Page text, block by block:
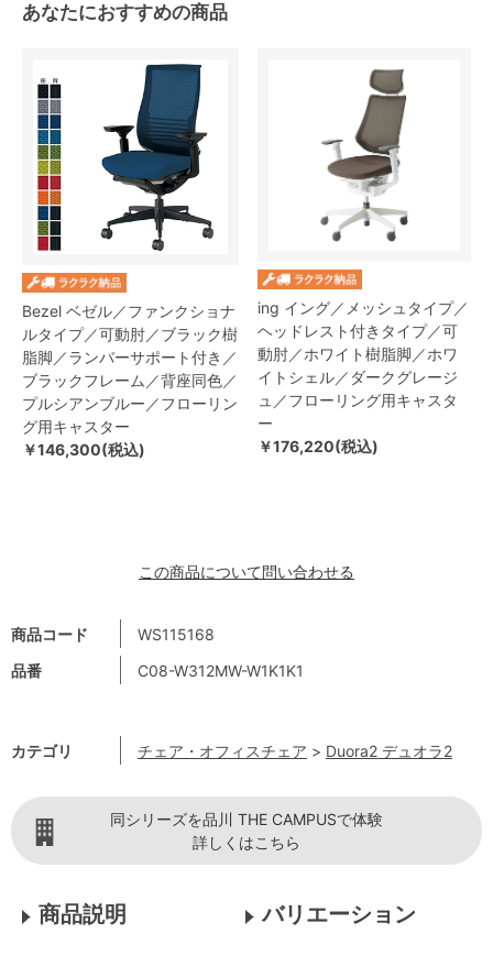
商品コード
WS115168
品番
C08-W312MW-W1K1K1
カテゴリ チェア・オフィスチェア > Duora2 デュオラ2
あなたにおすすめの商品
Bezel ベゼル／ファンクショナ
ルタイプ／可動肘／ブラック樹
脂脚／ランバーサポート付き／
ブラックフレーム／背座同色／
プルシアンブルー／フローリン
グ用キャスター
￥146,300(税込)
ing イング／メッシュタイプ／
ヘッドレスト付きタイプ／可
動肘／ホワイト樹脂脚／ホワ
イトシェル／ダークグレージ
ュ／フローリング用キャスタ
ー
￥176,220(税込)
この商品について問い合わせる
同シリーズを品川 THE CAMPUSで体験
詳しくはこちら
商品説明 バリエーション